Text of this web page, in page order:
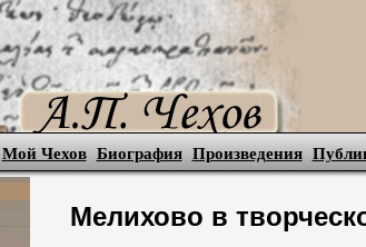
Мой Чехов Биография Произведения
Мелихово в